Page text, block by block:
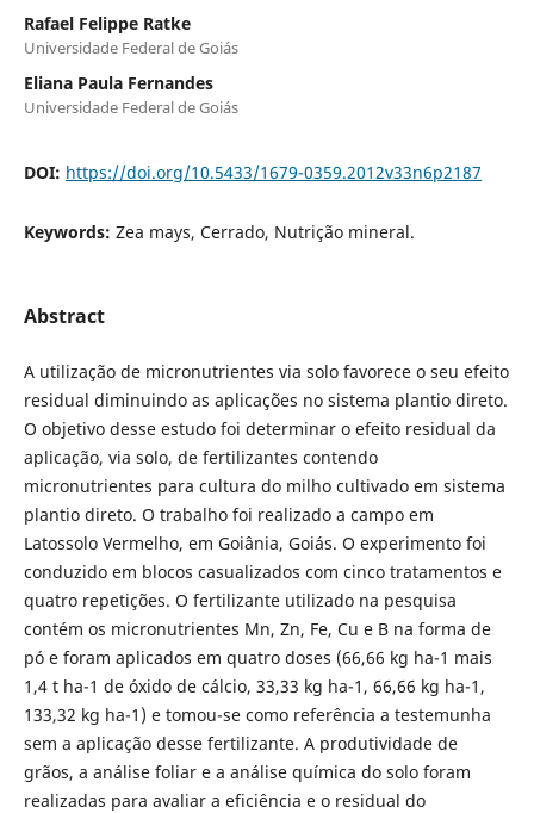
Rafael Felippe Ratke
Universidade Federal de Goiás
Eliana Paula Fernandes
Universidade Federal de Goiás
DOI: https://doi.org/10.5433/1679-0359.2012v33n6p2187
Keywords: Zea mays, Cerrado, Nutrição mineral.
Abstract
A utilização de micronutrientes via solo favorece o seu efeito
residual diminuindo as aplicações no sistema plantio direto.
O objetivo desse estudo foi determinar o efeito residual da
aplicação, via solo, de fertilizantes contendo
micronutrientes para cultura do milho cultivado em sistema
plantio direto. O trabalho foi realizado a campo em
Latossolo Vermelho, em Goiânia, Goiás. O experimento foi
conduzido em blocos casualizados com cinco tratamentos e
quatro repetições. O fertilizante utilizado na pesquisa
contém os micronutrientes Mn, Zn, Fe, Cu e B na forma de
pó e foram aplicados em quatro doses (66,66 kg ha-1 mais
1,4 t ha-1 de óxido de cálcio, 33,33 kg ha-1, 66,66 kg ha-1,
133,32 kg ha-1) e tomou-se como referência a testemunha
sem a aplicação desse fertilizante. A produtividade de
grãos, a análise foliar e a análise química do solo foram
realizadas para avaliar a eficiência e o residual do